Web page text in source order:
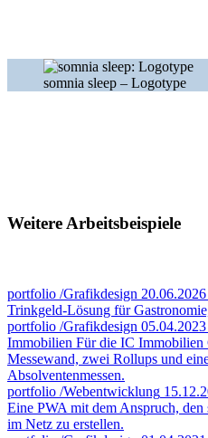
somnia sleep – Logotype
Weitere Arbeitsbeispiele
portfolio /Grafikdesign 20.06.2026
Trinkgeld-Lösung für
portfolio /Grafikdesign 05.04.2023
Immobilien Für die IC Immobilien
Messewand, zwei Rollups und
Absolventenmessen.
portfolio /Webentwicklung
Eine PWA mit dem Anspruch,
im Netz zu erstellen.